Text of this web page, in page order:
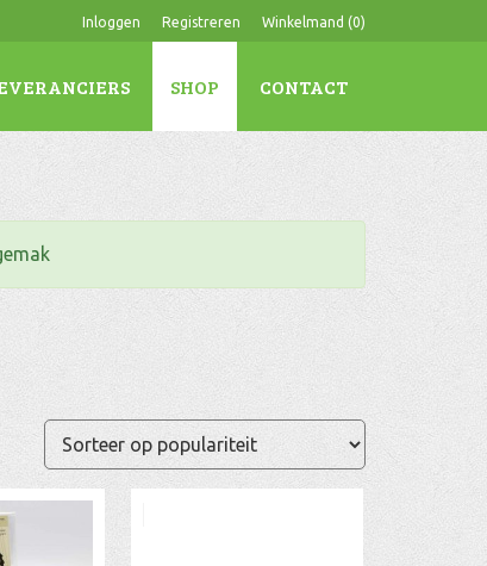
Inloggen Registreren Winkelmand (0)
SHOP CONTACT